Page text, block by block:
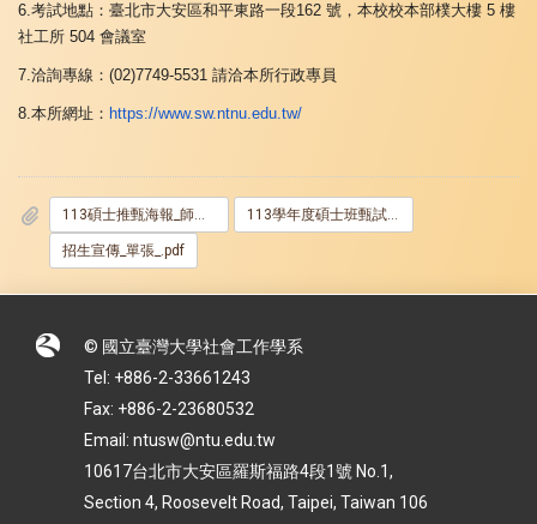
6.考試地點：臺北市大安區和平東路一段162 號，本校校本部樸大樓 5 樓
社工所 504 會議室
7.洽詢專線： (02)7749-5531 請洽本所行政專員
8.本所網址： https://www.sw.ntnu.edu.tw/
113碩士推甄海報_師大_.jpg 113學年度碩士班甄試入學招生簡章.pdf
招生宣傳_單張_.pdf
© 國立臺灣大學社會工作學系
Tel: +886-2-33661243
Fax: +886-2-23680532
Email: ntusw@ntu.edu.tw
10617台北市大安區羅斯福路4段1號 No.1,
Section 4, Roosevelt Road, Taipei, Taiwan 106